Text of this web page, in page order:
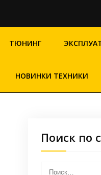
ТЮНИНГ
НОВИНКИ ТЕХНИКИ
Поиск по